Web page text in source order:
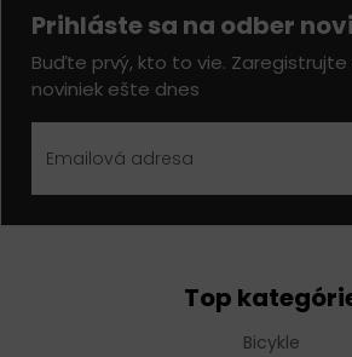
Prihláste sa na odber
Buďte prvý, kto to vie.
noviniek ešte dnes
Top
Bicykle